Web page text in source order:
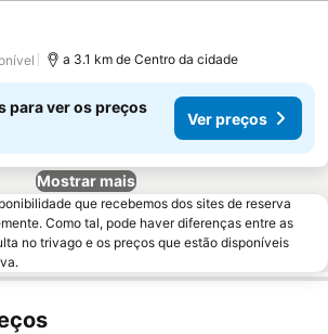
a 3.1 km de Centro da cidade
para ver os preços
Ver preços
Mostrar mais
que recebemos dos sites de reserva
Como tal, pode haver diferenças entre as
no trivago e os preços que estão disponíveis